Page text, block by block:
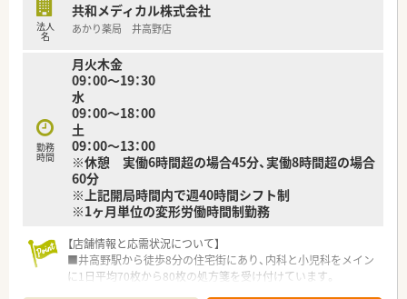
法人
名
共和メディカル株式会社
あかり薬局 井高野店
勤務
時間
月火木金
09：00～19：30
水
09：00～18：00
土
09：00～13：00
※休憩 実働6時間超の場合45分、実働8時間超の場合
60分
※上記開局時間内で週40時間シフト制
※1ヶ月単位の変形労働時間制勤務
【店舗情報と応需状況について】
■井高野駅から徒歩8分の住宅街にあり、内科と小児科をメイン
に1日平均70枚から80枚の処方箋を受け付けています。